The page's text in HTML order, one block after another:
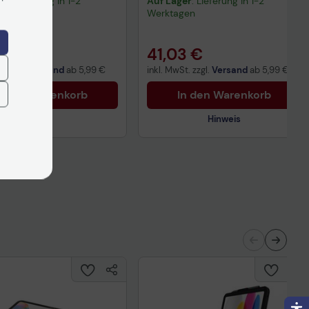
Versand ab 5,99 €
In den Warenkorb
Werktagen
41,03 €
inkl. MwSt. zzgl. Versand ab 5,99 €
In den Warenkorb
Hinweis